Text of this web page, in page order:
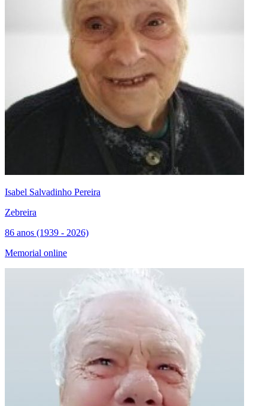
Isabel Salvadinho Pereira
Zebreira
86 anos (1939 - 2026)
Memorial online